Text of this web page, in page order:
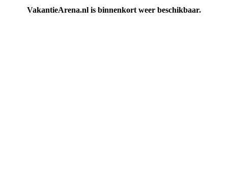
VakantieArena.nl is binnenkort weer beschikbaar.